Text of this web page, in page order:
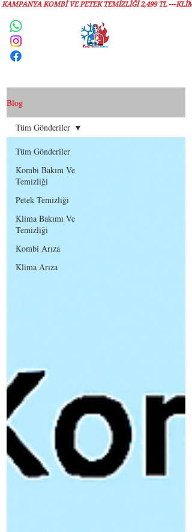
KAMPANYA KOMBİ VE PETEK TEMİZLIĞI 2,499 TL ---
Blog
Tüm Gönderiler
Kombi Bakım Ve
Temizliği
Petek Temizliği
Klima Bakımı Ve
Temizliği
Kombi Arıza
Klima Arıza
Tüm Gönderiler